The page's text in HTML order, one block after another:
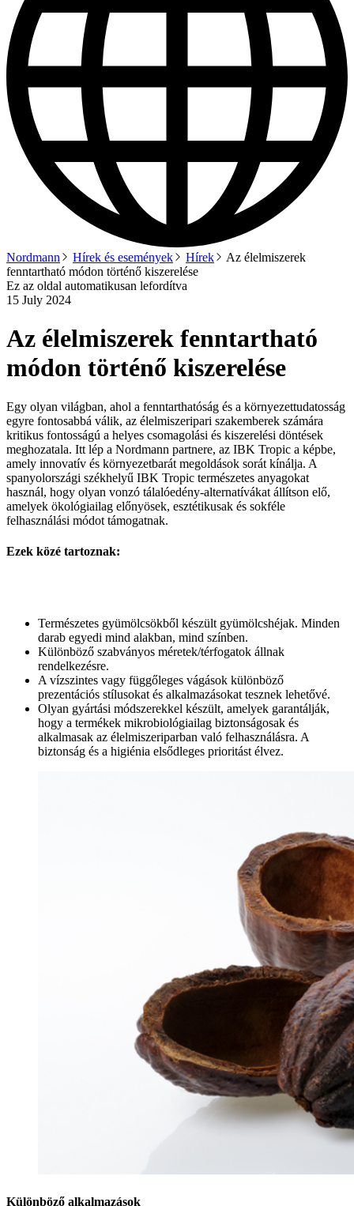
Nordmann Hírek és események Hírek
Az élelmiszerek
fenntartható módon történő kiszerelése
Ez az oldal automatikusan lefordítva
15 July 2024
Az élelmiszerek fenntartható
módon történő kiszerelése
Egy olyan világban, ahol a fenntarthatóság és a környezettudatosság
egyre fontosabbá válik, az élelmiszeripari szakemberek számára
kritikus fontosságú a helyes csomagolási és kiszerelési döntések
meghozatala. Itt lép a Nordmann partnere, az IBK Tropic a képbe,
amely innovatív és környezetbarát megoldások sorát kínálja. A
spanyolországi székhelyű IBK Tropic természetes anyagokat
használ, hogy olyan vonzó tálalóedény-alternatívákat állítson elő,
amelyek ökológiailag előnyösek, esztétikusak és sokféle
felhasználási módot támogatnak.
Ezek közé tartoznak:
Természetes gyümölcsökből készült gyümölcshéjak. Minden
darab egyedi mind alakban, mind színben.
Különböző szabványos méretek/térfogatok állnak
rendelkezésre.
A vízszintes vagy függőleges vágások különböző
prezentációs stílusokat és alkalmazásokat tesznek lehetővé.
Olyan gyártási módszerekkel készült, amelyek garantálják,
hogy a termékek mikrobiológiailag biztonságosak és
alkalmasak az élelmiszeriparban való felhasználásra. A
biztonság és a higiénia elsődleges prioritást élvez.
Különböző alkalmazások